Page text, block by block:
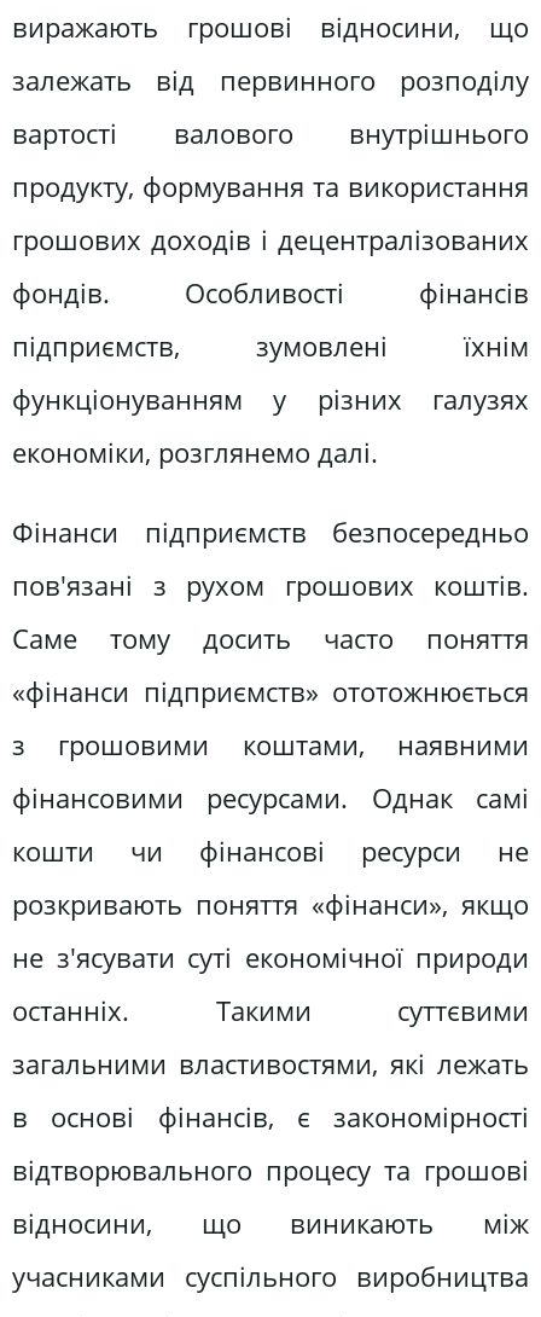
виражають грошові відносини, що
залежать від первинного розподілу
вартості валового внутрішнього
продукту, формування та використання
грошових доходів і децентралізованих
фондів. Особливості фінансів
підприємств, зумовлені їхнім
функціонуванням у різних галузях
економіки, розглянемо далі.
Фінанси підприємств безпосередньо
пов'язані з рухом грошових коштів.
Саме тому досить часто поняття
«фінанси підприємств» ототожнюється
з грошовими коштами, наявними
фінансовими ресурсами. Однак самі
кошти чи фінансові ресурси не
розкривають поняття «фінанси», якщо
не з'ясувати суті економічної природи
останніх. Такими суттєвими
загальними властивостями, які лежать
в основі фінансів, є закономірності
відтворювального процесу та грошові
відносини, що виникають між
учасниками суспільного виробництва